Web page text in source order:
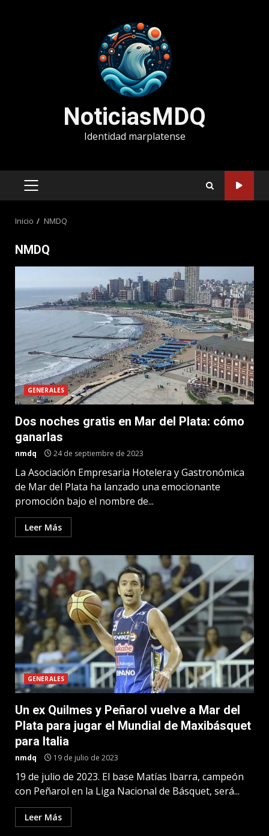
NoticiasMDQ
Identidad marplatense
MENÚ
Inicio NMDQ
NMDQ
GENERALES
Dos noches gratis en Mar del Plata: cómo
ganarlas
nmdq 24 de septiembre de 2023
La Asociación Empresaria Hotelera y Gastronómica
de Mar del Plata ha lanzado una emocionante
promoción bajo el nombre de...
Leer Más
GENERALES
Un ex Quilmes y Peñarol vuelve a Mar del
Plata para jugar el Mundial de Maxibásquet
para Italia
nmdq 19 de julio de 2023
19 de julio de 2023. El base Matías Ibarra, campeón
con Peñarol en la Liga Nacional de Básquet, será...
Leer Más